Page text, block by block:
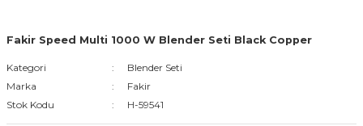
Fakir Speed Multi 1000 W Blender Seti Black Copper
Kategori
Blender Seti
Marka
Fakir
Stok Kodu
H-59541